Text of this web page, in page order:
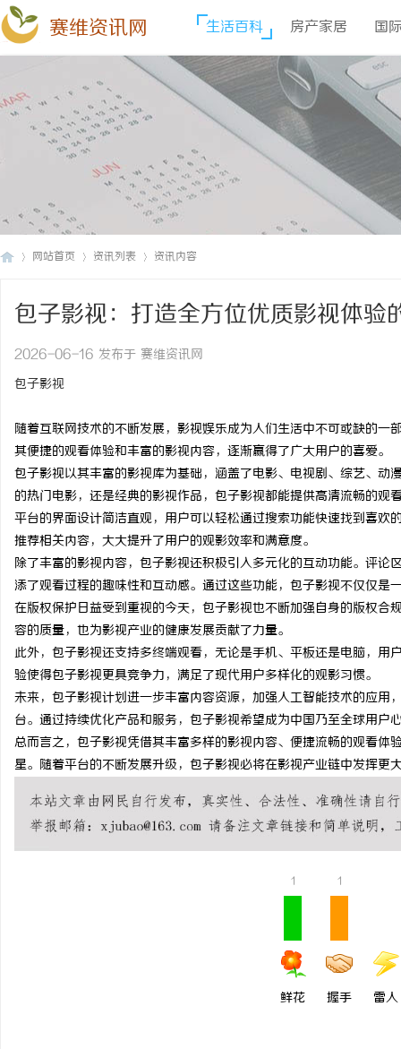
赛维资讯网 生活百科 房产家居 国
网站首页 资讯列表 资讯内容
包子影视：打造全方位优质影视体验
2026-06-16 发布于 赛维资讯网
包子影视
随着互联网技术的不断发展，影视娱乐成为人们生活中不可或缺的
其便捷的观看体验和丰富的影视内容，逐渐赢得了广大用户的喜爱。
包子影视以其丰富的影视库为基础，涵盖了电影、电视剧、综艺、
的热门电影，还是经典的影视作品，包子影视都能提供高清流畅的观
平台的界面设计简洁直观，用户可以轻松通过搜索功能快速找到喜
推荐相关内容，大大提升了用户的观影效率和满意度。
除了丰富的影视内容，包子影视还积极引入多元化的互动功能。评
添了观看过程的趣味性和互动感。通过这些功能，包子影视不仅仅
在版权保护日益受到重视的今天，包子影视也不断加强自身的版权
容的质量，也为影视产业的健康发展贡献了力量。
此外，包子影视还支持多终端观看，无论是手机、平板还是电脑，
验使得包子影视更具竞争力，满足了现代用户多样化的观影习惯。
未来，包子影视计划进一步丰富内容资源，加强人工智能技术的应
台。通过持续优化产品和服务，包子影视希望成为中国乃至全球用户
总而言之，包子影视凭借其丰富多样的影视内容、便捷流畅的观看
星。随着平台的不断发展升级，包子影视必将在影视产业链中发挥更
1
鲜花
1
握手 雷人
揭秘！专业充电桩项目